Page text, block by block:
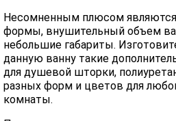
Несомненным плюсом являются
формы, внушительный объем
небольшие габариты.
данную ванну такие
для душевой шторки,
разных форм и цветов для
комнаты.